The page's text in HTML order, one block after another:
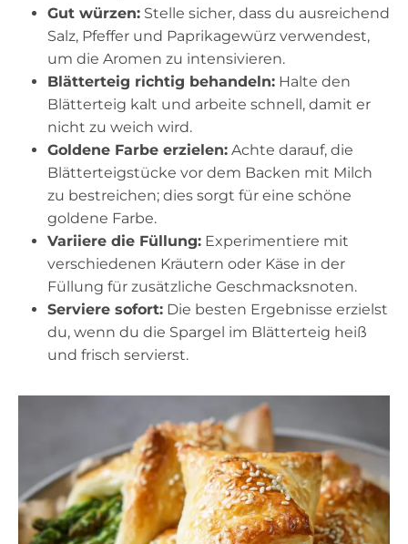
Gut würzen: Stelle sicher, dass du ausreichend
Salz, Pfeffer und Paprikagewürz verwendest,
um die Aromen zu intensivieren.
Blätterteig richtig behandeln: Halte den
Blätterteig kalt und arbeite schnell, damit er
nicht zu weich wird.
Goldene Farbe erzielen: Achte darauf, die
Blätterteigstücke vor dem Backen mit Milch
zu bestreichen; dies sorgt für eine schöne
goldene Farbe.
Variiere die Füllung: Experimentiere mit
verschiedenen Kräutern oder Käse in der
Füllung für zusätzliche Geschmacksnoten.
Serviere sofort: Die besten Ergebnisse erzielst
du, wenn du die Spargel im Blätterteig heiß
und frisch servierst.